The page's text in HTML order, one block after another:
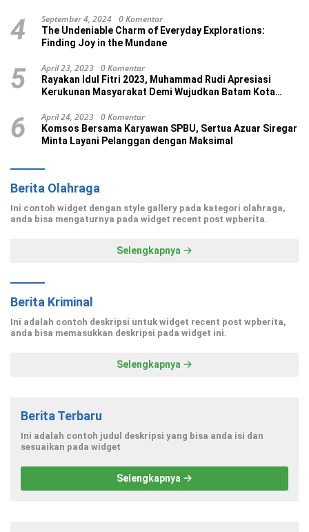
4 September 4, 2024 0 Komentar
The Undeniable Charm of Everyday Explorations:
Finding Joy in the Mundane
5 April 23, 2023 0 Komentar
Rayakan Idul Fitri 2023, Muhammad Rudi Apresiasi
Kerukunan Masyarakat Demi Wujudkan Batam Kota
6 April 24, 2023 0 Komentar
Komsos Bersama Karyawan SPBU, Sertua Azuar Siregar
Minta Layani Pelanggan dengan Maksimal
Berita Olahraga
Ini contoh widget dengan style gallery pada kategori olahraga,
anda bisa mengaturnya pada widget recent post wpberita.
Selengkapnya
Berita Kriminal
Ini adalah contoh deskripsi untuk widget recent post wpberita,
anda bisa memasukkan deskripsi pada widget ini.
Selengkapnya
Berita Terbaru
Ini adalah contoh judul deskripsi yang bisa anda isi dan
sesuaikan pada widget
Selengkapnya